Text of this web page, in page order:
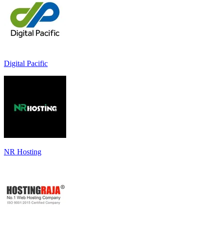
Digital Pacific
NR Hosting